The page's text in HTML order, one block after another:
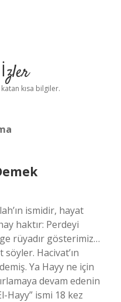
kısa bilgiler.
ismidir, hayat
haktır: Perdeyi
rüyadır gösterimiz…
Hacivat’ın
Ya Hayy ne için
devam edenin
Hayy” ismi 18 kez